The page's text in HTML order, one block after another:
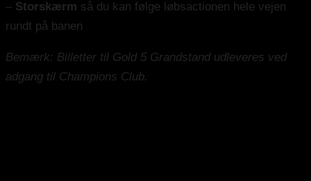
– Storskærm så du kan følge løbsactionen hele vejen
rundt på banen
Bemærk: Billetter til Gold 5 Grandstand udleveres ved
adgang til Champions Club.